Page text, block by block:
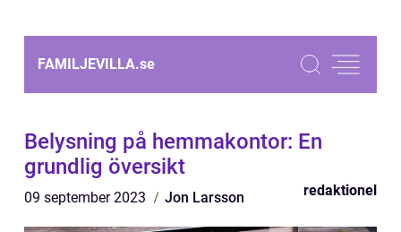
FAMILJEVILLA.se
Belysning på hemmakontor: En
grundlig översikt
09 september 2023 Jon Larsson redaktionel